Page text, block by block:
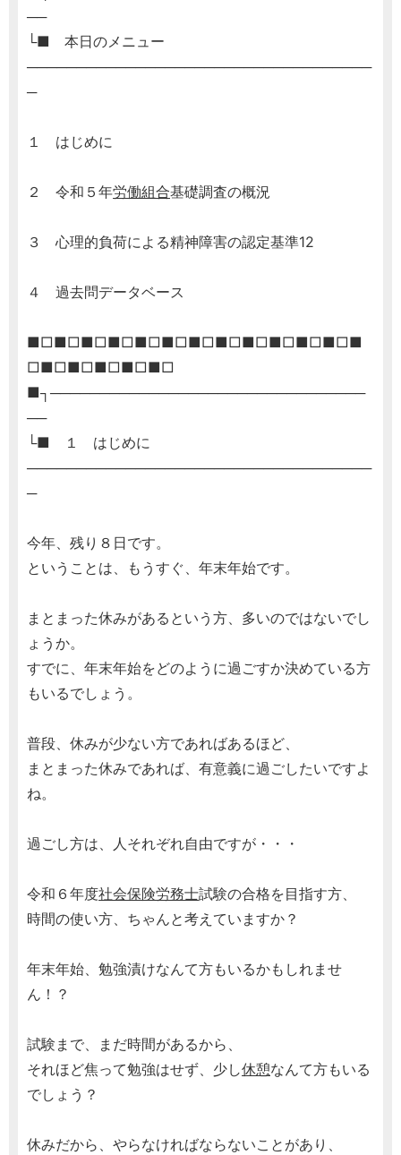
──
└■ 本日のメニュー
───────────────────────────────────
─
１ はじめに
２ 令和５年労働組合基礎調査の概況
３ 心理的負荷による精神障害の認定基準12
４ 過去問データベース
■□■□■□■□■□■□■□■□■□■□■□■□■
□■□■□■□■□■□
■┐────────────────────────────────
──
└■ １ はじめに
───────────────────────────────────
─
今年、残り８日です。
ということは、もうすぐ、年末年始です。
まとまった休みがあるという方、多いのではないでし
ょうか。
すでに、年末年始をどのように過ごすか決めている方
もいるでしょう。
普段、休みが少ない方であればあるほど、
まとまった休みであれば、有意義に過ごしたいですよ
ね。
過ごし方は、人それぞれ自由ですが・・・
令和６年度社会保険労務士試験の合格を目指す方、
時間の使い方、ちゃんと考えていますか？
年末年始、勉強漬けなんて方もいるかもしれませ
ん！？
試験まで、まだ時間があるから、
それほど焦って勉強はせず、少し休憩なんて方もいる
でしょう？
休みだから、やらなければならないことがあり、